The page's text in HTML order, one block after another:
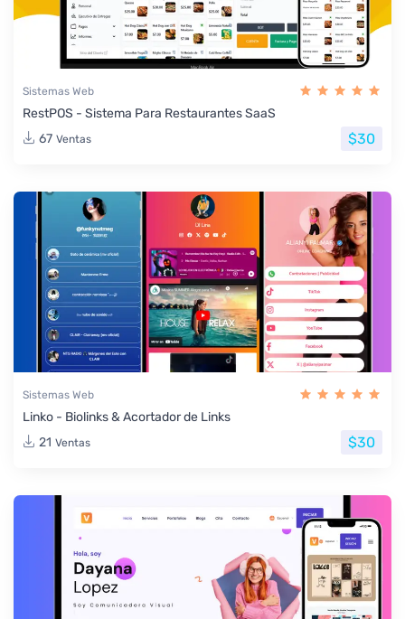
Sistemas Web
RestPOS - Sistema Para Restaurantes SaaS
67 Ventas $30
Sistemas Web
Linko - Biolinks & Acortador de Links
21 Ventas $30